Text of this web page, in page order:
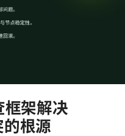
框架解决
根源